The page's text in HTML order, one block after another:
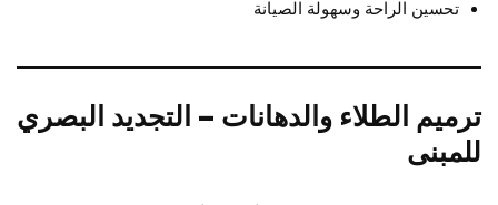
تحسين الراحة وسهولة الصيانة
ترميم الطلاء والدهانات – التجديد البصري
للمبنى